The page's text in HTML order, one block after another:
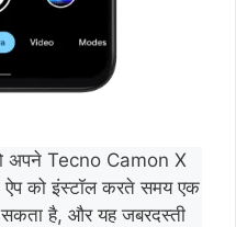
अपने Tecno Camon X
को इंस्टॉल करते समय एक
है, और यह जबरदस्ती